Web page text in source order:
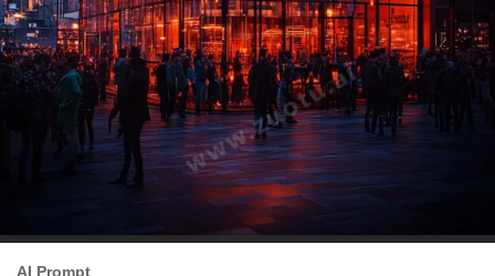
AI Prompt